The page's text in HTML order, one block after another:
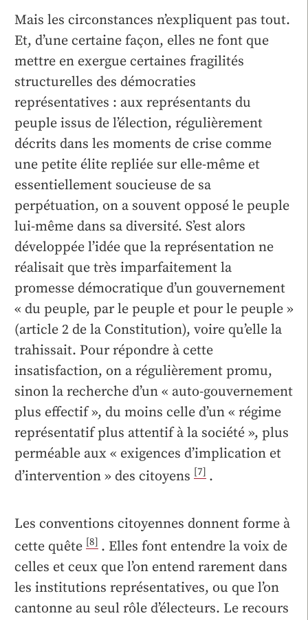
Mais les circonstances n’expliquent pas tout.
Et, d’une certaine façon, elles ne font que
mettre en exergue certaines fragilités
structurelles des démocraties
représentatives : aux représentants du
peuple issus de l’élection, régulièrement
décrits dans les moments de crise comme
une petite élite repliée sur elle-même et
essentiellement soucieuse de sa
perpétuation, on a souvent opposé le peuple
lui-même dans sa diversité. S’est alors
développée l’idée que la représentation ne
réalisait que très imparfaitement la
promesse démocratique d’un gouvernement
« du peuple, par le peuple et pour le peuple »
(article 2 de la Constitution), voire qu’elle la
trahissait. Pour répondre à cette
insatisfaction, on a régulièrement promu,
sinon la recherche d’un « auto-gouvernement
plus effectif », du moins celle d’un « régime
représentatif plus attentif à la société », plus
perméable aux « exigences d’implication et
d’intervention » des citoyens [7] .
Les conventions citoyennes donnent forme à
cette quête [8] . Elles font entendre la voix de
celles et ceux que l’on entend rarement dans
les institutions représentatives, ou que l’on
cantonne au seul rôle d’électeurs. Le recours